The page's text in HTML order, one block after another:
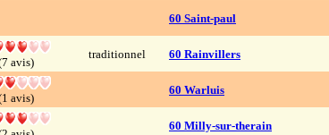
60 Saint-paul
avis)
traditionnel 60 Rainvillers
avis)
60 Warluis
60 Milly-sur-therain